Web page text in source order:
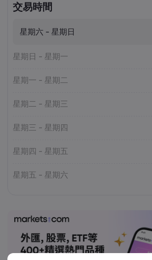
交易時間
星期六 - 星期日
星期日 - 星期一
星期一 - 星期二
星期二 - 星期三
星期三 - 星期四
星期四 - 星期五
星期五 - 星期六